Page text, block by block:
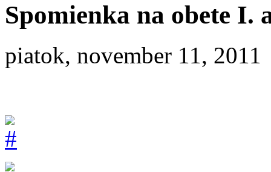
Spomienka na obete I.
piatok, november 11, 2011